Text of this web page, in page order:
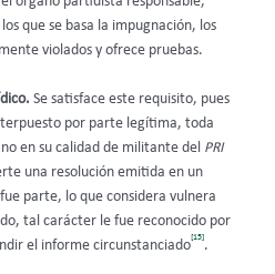
que se basa la impugnación, los
violados y ofrece pruebas.
Se satisface este requisito, pues
por parte legítima, toda
en su calidad de militante del PRI
una resolución emitida en un
parte, lo que considera vulnera
tal carácter le fue reconocido por
el informe circunstanciado
[15]
.